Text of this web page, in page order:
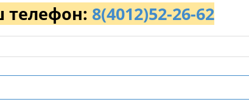
телефон: 8(4012)52-26-62